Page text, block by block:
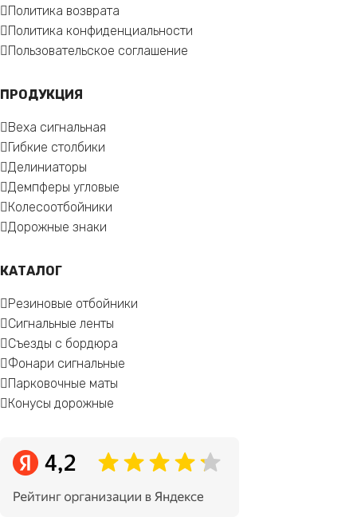
Политика возврата
Политика конфиденциальности
Пользовательское соглашение
ПРОДУКЦИЯ
Веха сигнальная
Гибкие столбики
Делиниаторы
Демпферы угловые
Колесоотбойники
Дорожные знаки
КАТАЛОГ
Резиновые отбойники
Сигнальные ленты
Съезды с бордюра
Фонари сигнальные
Парковочные маты
Конусы дорожные